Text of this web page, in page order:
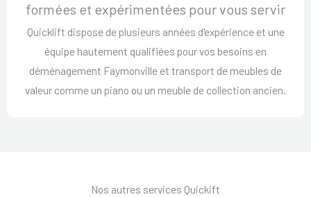
formées et expérimentées pour vous servir
Quicklift dispose de plusieurs années d'expérience et une
équipe hautement qualifiées pour vos besoins en
déménagement Faymonville et transport de meubles de
valeur comme un piano ou un meuble de collection ancien.
Nos autres services Quickift